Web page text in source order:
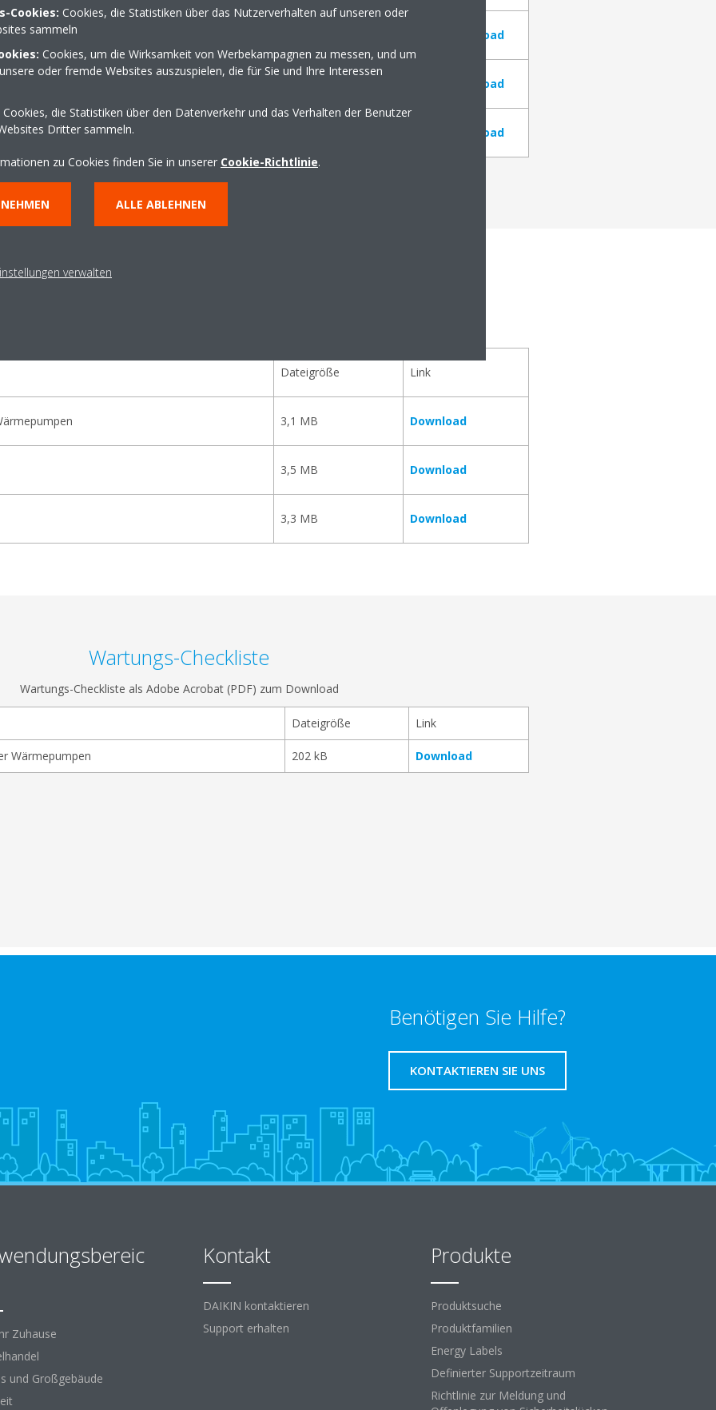
Download
u. Multisplit Download
Einheiten (VRV-Chiller und Groß-Chiller) Download
Dateigröße Link
3,1 MB Download
3,5 MB Download
3,3 MB Download
Wartungs-Checkliste
Wartungs-Checkliste als Adobe Acrobat (PDF) zum Download
Dateigröße Link
Wärmepumpen 202 kB Download
Benötigen Sie Hilfe?
KONTAKTIEREN SIE UNS
Zuhause
und Großgebäude
Kontakt
DAIKIN kontaktieren
Support erhalten
Produkte
Produktsuche
Produktfamilien
Energy Labels
Definierter Supportzeitraum
Richtlinie zur Meldung und
Cookies: Cookies, die Statistiken über das Nutzerverhalten auf unseren oder
sammeln
Cookies, um die Wirksamkeit von Werbekampagnen zu messen, und um
oder fremde Websites auszuspielen, die für Sie und Ihre Interessen
Cookies, die Statistiken über den Datenverkehr und das Verhalten der Benutzer
Dritter sammeln.
zu Cookies finden Sie in unserer Cookie-Richtlinie.
ALLE ABLEHNEN
verwalten